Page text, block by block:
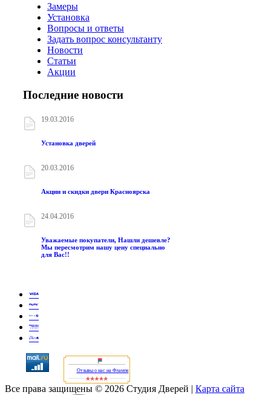
Замеры
Установка
Вопросы и ответы
Задать вопрос консультанту
Новости
Статьи
Акции
Последние новости
19.03.2016
Установка дверей
20.03.2016
Акции и скидки двери Красноярска
24.04.2016
Уважаемые покупатели, Нашли дешевле?
Мы пересмотрим нашу цену специально
для Вас!!
Отзывы о нас на Флампе
Все права защищены © 2026 Студия Дверей | Карта сайта